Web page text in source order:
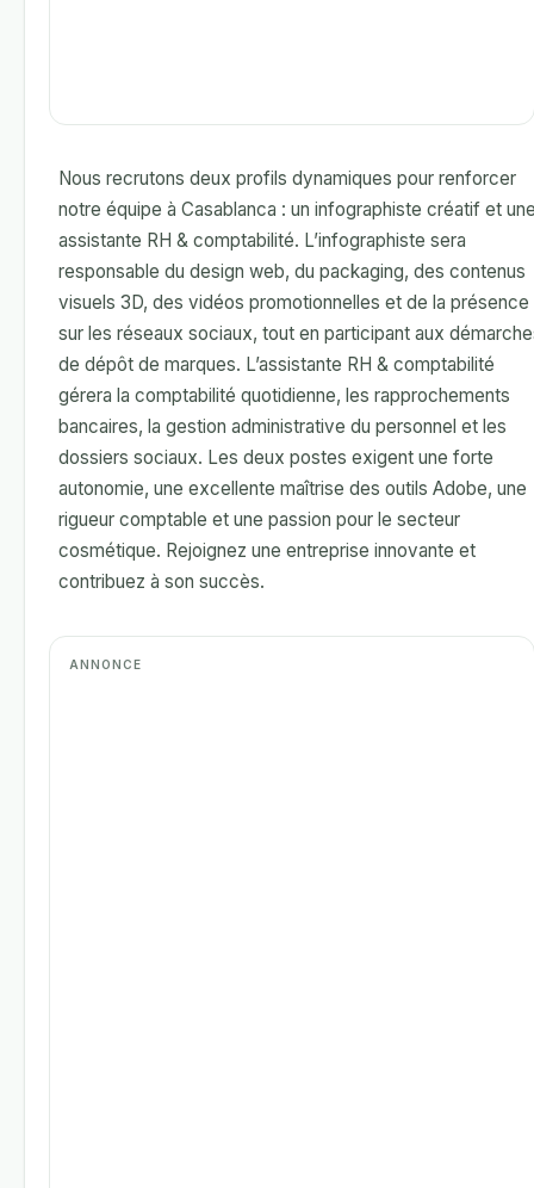
Nous recrutons deux profils dynamiques pour renforcer
notre équipe à Casablanca : un infographiste créatif et
assistante RH & comptabilité. L’infographiste sera
responsable du design web, du packaging, des contenus
visuels 3D, des vidéos promotionnelles et de la présence
sur les réseaux sociaux, tout en participant aux
de dépôt de marques. L’assistante RH & comptabilité
gérera la comptabilité quotidienne, les rapprochements
bancaires, la gestion administrative du personnel et les
dossiers sociaux. Les deux postes exigent une forte
autonomie, une excellente maîtrise des outils Adobe, une
rigueur comptable et une passion pour le secteur
cosmétique. Rejoignez une entreprise innovante et
contribuez à son succès.